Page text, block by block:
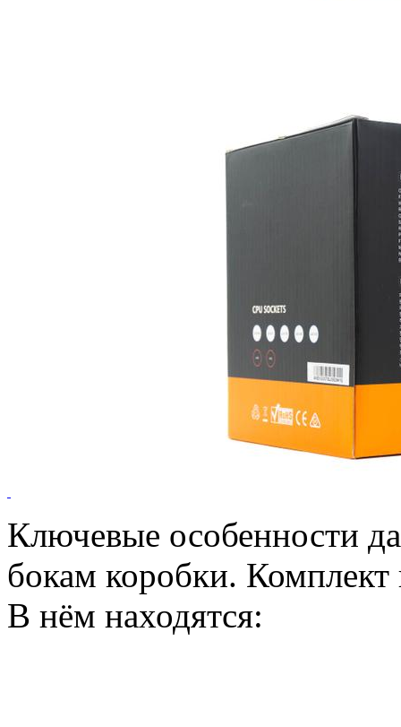
Ключевые особенности
бокам коробки.
В нём находятся: